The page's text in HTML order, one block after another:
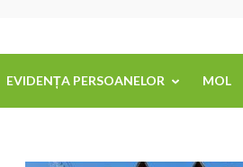
EVIDENȚA PERSOANELOR MOL